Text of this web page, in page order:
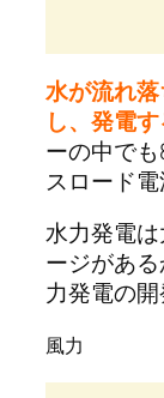
水が流れ
し、発電す
ーの中で
スロード電
水力発電
ージがあ
力発電の開
風力